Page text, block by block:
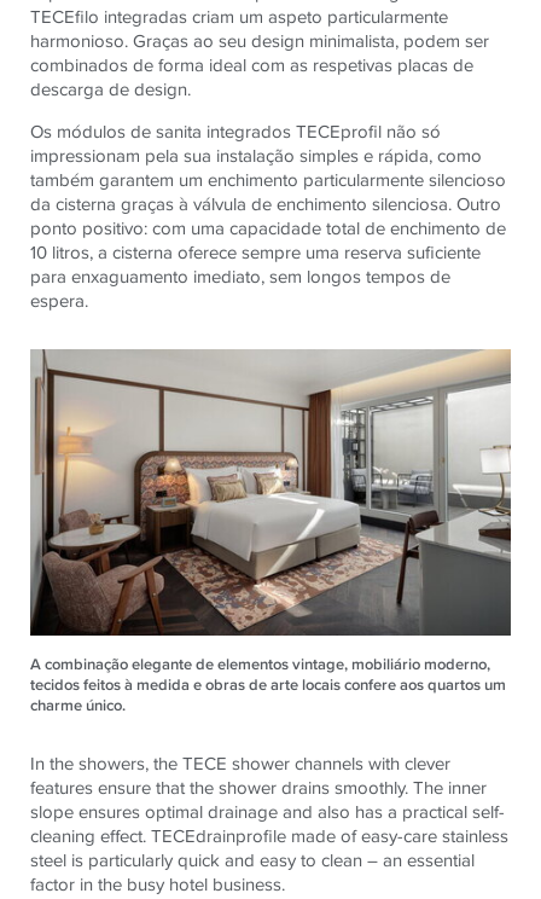
TECEfilo integradas criam um aspeto particularmente
harmonioso. Graças ao seu design minimalista, podem ser
combinados de forma ideal com as respetivas placas de
descarga de design.
Os módulos de sanita integrados TECEprofil não só
impressionam pela sua instalação simples e rápida, como
também garantem um enchimento particularmente silencioso
da cisterna graças à válvula de enchimento silenciosa. Outro
ponto positivo: com uma capacidade total de enchimento de
10 litros, a cisterna oferece sempre uma reserva suficiente
para enxaguamento imediato, sem longos tempos de
espera.
A combinação elegante de elementos vintage, mobiliário moderno,
tecidos feitos à medida e obras de arte locais confere aos quartos um
charme único.
In the showers, theTECE shower channels with clever
features ensure that the shower drains smoothly. The inner
slope ensures optimal drainage and also has a practical self-
cleaning effect.TECEdrainprofile made of easy-care stainless
steel is particularly quick and easy to clean – an essential
factor in the busy hotel business.